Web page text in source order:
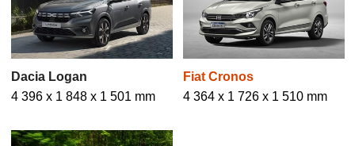
Dacia Logan
4 396 x 1 848 x 1 501 mm
Fiat Cronos
4 364 x 1 726 x 1 510 mm